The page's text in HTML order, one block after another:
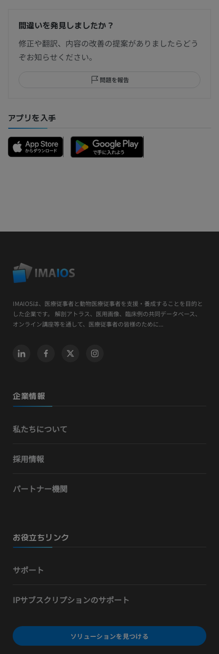
間違いを発見しましたか？
修正や翻訳、内容の改善の提案がありましたらどう
ぞお知らせください。
問題を報告
アプリを入手
IMAIOSは、医療従事者と動物医療従事者を支援・養成することを目的と
した企業です。 解剖アトラス、医用画像、臨床例の共同データベース、
オンライン講座等を通して、医療従事者の皆様のために...
企業情報
私たちについて
採用情報
パートナー機関
お役立ちリンク
サポート
IPサブスクリプションのサポート
ソリューションを見つける